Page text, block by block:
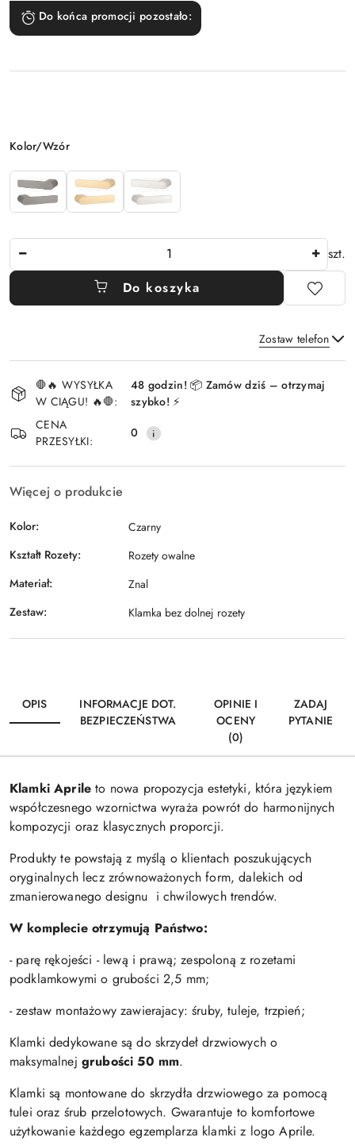
Do końca promocji pozostało:
Wariant
Kolor/Wzór
szt.
Do koszyka
Zostaw telefon
Wyślij
Dostępność
i
dostawa
🛑🔥 WYSYŁKA
W CIĄGU! 🔥🛑:
48 godzin! 📦 Zamów dziś – otrzymaj
szybko! ⚡
CENA
PRZESYŁKI:
0
Więcej o produkcie
Kolor:
Czarny
Kształt Rozety:
Rozety owalne
Materiał:
Znal
Zestaw:
Klamka bez dolnej rozety
OPIS
INFORMACJE DOT.
BEZPIECZEŃSTWA
OPINIE I
OCENY
(0)
ZADAJ
PYTANIE
Klamki Aprile to nowa propozycja estetyki, która językiem
współczesnego wzornictwa wyraża powrót do harmonijnych
kompozycji oraz klasycznych proporcji.
Produkty te powstają z myślą o klientach poszukujących
oryginalnych lecz zrównoważonych form, dalekich od
zmanierowanego designu i chwilowych trendów.
W komplecie otrzymują Państwo:
- parę rękojeści - lewą i prawą; zespoloną z rozetami
podklamkowymi o grubości2,5 mm;
- zestaw montażowy zawierajacy: śruby, tuleje, trzpień;
Klamki dedykowane są do skrzydeł drzwiowych o
maksymalnej grubości 50 mm.
Klamki są montowane do skrzydła drzwiowego za pomocą
tulei oraz śrub przelotowych. Gwarantuje to komfortowe
użytkowanie każdego egzemplarza klamki z logo Aprile.